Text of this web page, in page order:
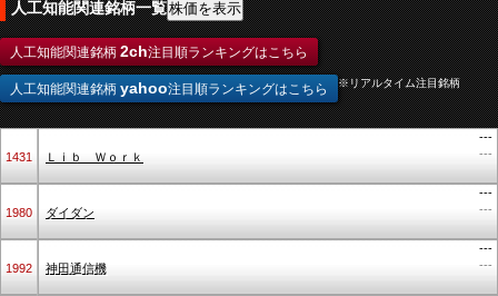
人工知能関連銘柄一覧
人工知能関連銘柄 2ch注目順ランキングはこちら
人工知能関連銘柄 yahoo注目順ランキングはこちら ※リアルタイム注目銘柄
1431 Ｌｉｂ Ｗｏｒｋ
---
---
1980 ダイダン
---
---
1992 神田通信機
---
---